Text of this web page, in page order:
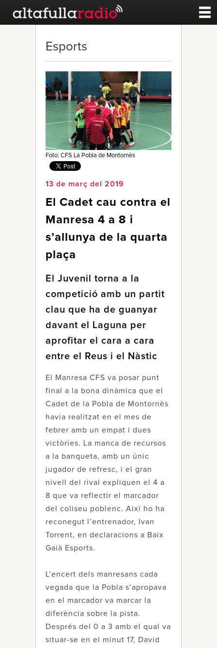
Esports
Noticies
Qui Som
Esports
Foto: CFS La Pobla de Montornès
13 de març del 2019
El Cadet cau contra el
Manresa 4 a 8 i
s’allunya de la quarta
plaça
El Juvenil torna a la
competició amb un partit
clau que ha de guanyar
davant el Laguna per
aprofitar el cara a cara
entre el Reus i el Nàstic
El Manresa CFS va posar punt
final a la bona dinàmica que el
Cadet de la Pobla de Montornès
havia realitzat en el mes de
febrer amb un empat i dues
victòries. La manca de recursos
a la banqueta, amb un únic
jugador de refresc, i el gran
nivell del rival expliquen el 4 a
8 que va reflectir el marcador
del coliseu poblenc. Així ho ha
reconegut l’entrenador, Ivan
Torrent, en declaracions a Baix
Gaià Esports.
L’encert dels manresans cada
vegada que la Pobla s’apropava
en el marcador va marcar la
diferència sobre la pista.
Després del 0 a 3 amb el qual va
situar-se en el minut 17, David